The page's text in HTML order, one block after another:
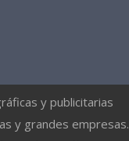
y publicitarias
y grandes empresas.